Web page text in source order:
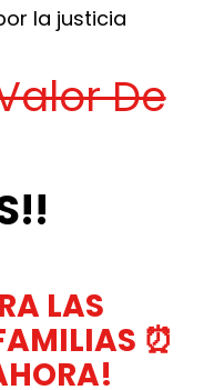
la justicia
De
LAS
⏰